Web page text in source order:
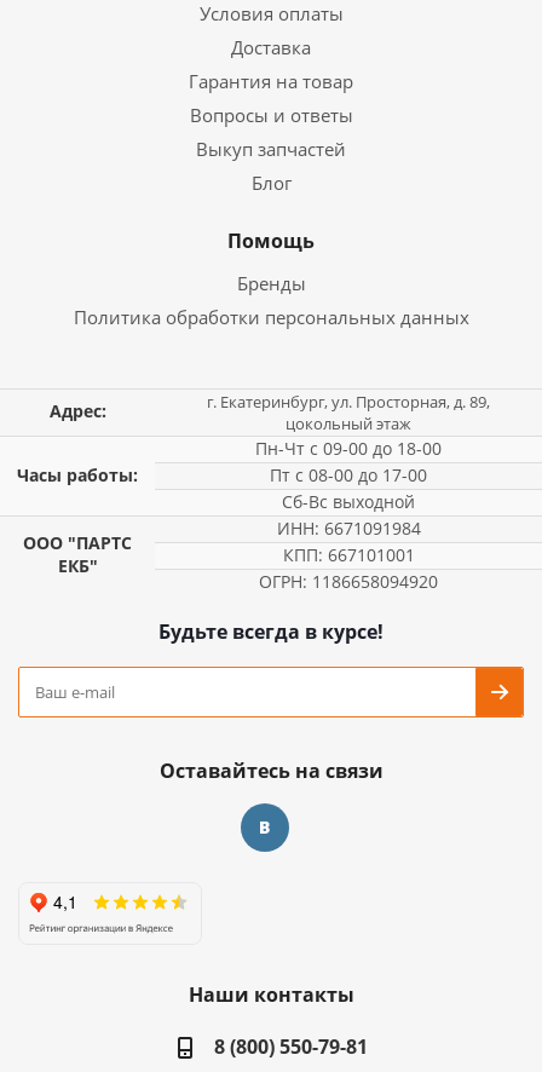
Условия оплаты
Доставка
Гарантия на товар
Вопросы и ответы
Выкуп запчастей
Блог
Помощь
Бренды
Политика обработки персональных данных
Адрес:
г. Екатеринбург, ул. Просторная, д. 89,
цокольный этаж
Часы работы:
Пн-Чт с 09-00 до 18-00
Пт с 08-00 до 17-00
Сб-Вс выходной
ООО "ПАРТС
ЕКБ"
ИНН: 6671091984
КПП: 667101001
ОГРН: 1186658094920
Будьте всегда в курсе!
Оставайтесь на связи
Наши контакты
8 (800) 550-79-81